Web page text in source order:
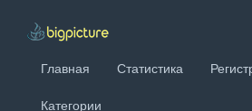
Главная Статистика
Категории